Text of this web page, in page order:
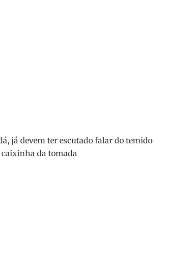
já devem ter escutado falar do temido
caixinha da tomada